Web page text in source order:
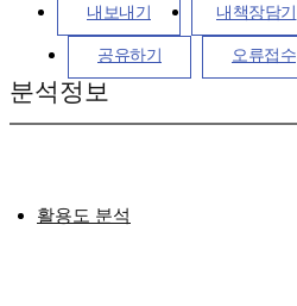
내보내기 내책장담기
공유하기 오류접수
분석정보
활용도 분석